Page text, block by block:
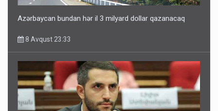
Azərbaycan bundan hər il 3 milyard dollar qazanacaq
8 Avqust 23:33